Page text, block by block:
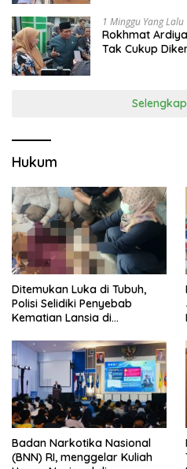
1 Minggu Yang Lalu
Rokhmat
Tak Cukup
Hukum
Ditemukan Luka di Tubuh,
Polisi Selidiki Penyebab
Kematian Lansia di
Badan Narkotika Nasional
(BNN) RI, menggelar Kuliah